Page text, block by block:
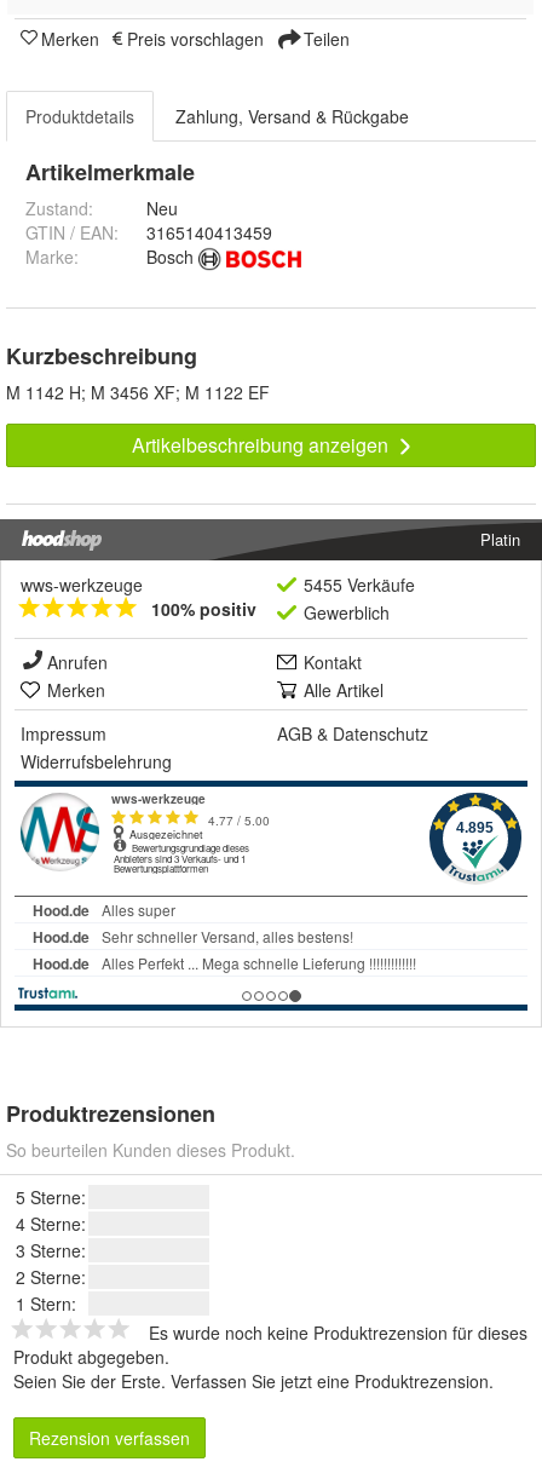
Merken Preis vorschlagen Teilen
Produktdetails Zahlung, Versand & Rückgabe
Artikelmerkmale
Zustand:
Neu
GTIN / EAN:
3165140413459
Marke:
Bosch
Kurzbeschreibung
M 1142 H; M 3456 XF; M 1122 EF
Artikelbeschreibung anzeigen
Platin
wws-werkzeuge
100% positiv
5455 Verkäufe
Gewerblich
Anrufen
Kontakt
Merken
Alle Artikel
Impressum
AGB & Datenschutz
Widerrufsbelehrung
Produktrezensionen
So beurteilen Kunden dieses Produkt.
5 Sterne:
4 Sterne:
3 Sterne:
2 Sterne:
1 Stern:
Es wurde noch keine Produktrezension für dieses
Produkt abgegeben.
Seien Sie der Erste. Verfassen Sie jetzt eine Produktrezension.
Rezension verfassen